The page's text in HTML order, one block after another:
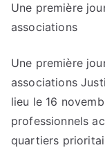
Une première
associations
Une première
associations
lieu le 16
professionnels
quartiers